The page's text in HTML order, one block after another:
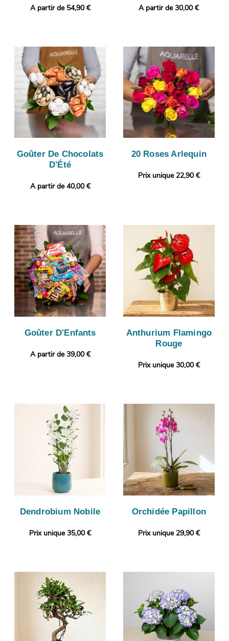
A partir de 54,90 € A partir de 30,00 €
Goûter De Chocolats
D'Été
A partir de 40,00 €
20 Roses Arlequin
Prix unique 22,90 €
Goûter D'Enfants
A partir de 39,00 €
Anthurium Flamingo
Rouge
Prix unique 30,00 €
Dendrobium Nobile
Prix unique 35,00 €
Orchidée Papillon
Prix unique 29,90 €